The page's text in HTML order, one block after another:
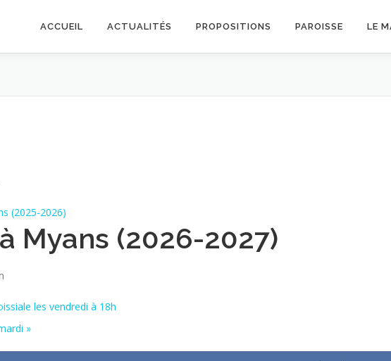
ACCUEIL ACTUALITÉS PROPOSITIONS PAROISSE LE
(2025-2026)
Myans (2026-2027)
les vendredi à 18h
»